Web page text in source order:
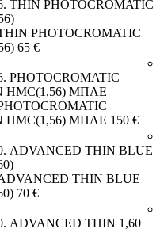
PHOTOCROMATIC
65 €
HMC(1,56) ΜΠΛΕ 150 €
THIN BLUE
70 €